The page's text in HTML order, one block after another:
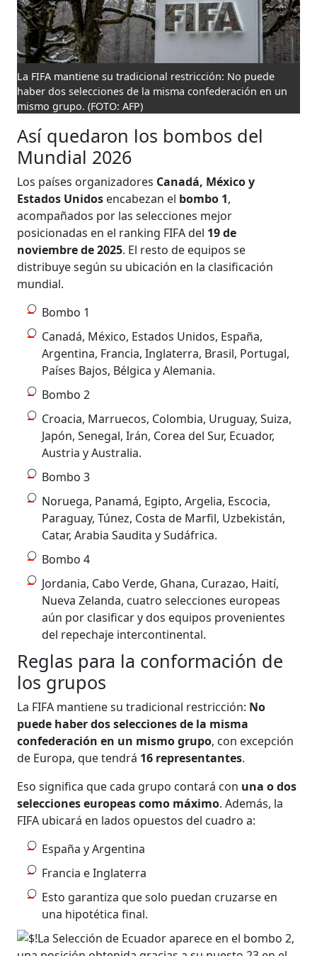
La FIFA mantiene su tradicional restricción: No puede
haber dos selecciones de la misma confederación en un
mismo grupo. (FOTO: AFP)
Así quedaron los bombos del
Mundial 2026
Los países organizadores Canadá, México y
Estados Unidos encabezan el bombo 1,
acompañados por las selecciones mejor
posicionadas en el ranking FIFA del 19 de
noviembre de 2025. El resto de equipos se
distribuye según su ubicación en la clasificación
mundial.
Bombo 1
Canadá, México, Estados Unidos, España,
Argentina, Francia, Inglaterra, Brasil, Portugal,
Países Bajos, Bélgica y Alemania.
Bombo 2
Croacia, Marruecos, Colombia, Uruguay, Suiza,
Japón, Senegal, Irán, Corea del Sur, Ecuador,
Austria y Australia.
Bombo 3
Noruega, Panamá, Egipto, Argelia, Escocia,
Paraguay, Túnez, Costa de Marfil, Uzbekistán,
Catar, Arabia Saudita y Sudáfrica.
Bombo 4
Jordania, Cabo Verde, Ghana, Curazao, Haití,
Nueva Zelanda, cuatro selecciones europeas
aún por clasificar y dos equipos provenientes
del repechaje intercontinental.
Reglas para la conformación de
los grupos
La FIFA mantiene su tradicional restricción: No
puede haber dos selecciones de la misma
confederación en un mismo grupo, con excepción
de Europa, que tendrá 16 representantes.
Eso significa que cada grupo contará con una o dos
selecciones europeas como máximo. Además, la
FIFA ubicará en lados opuestos del cuadro a:
España y Argentina
Francia e Inglaterra
Esto garantiza que solo puedan cruzarse en
una hipotética final.